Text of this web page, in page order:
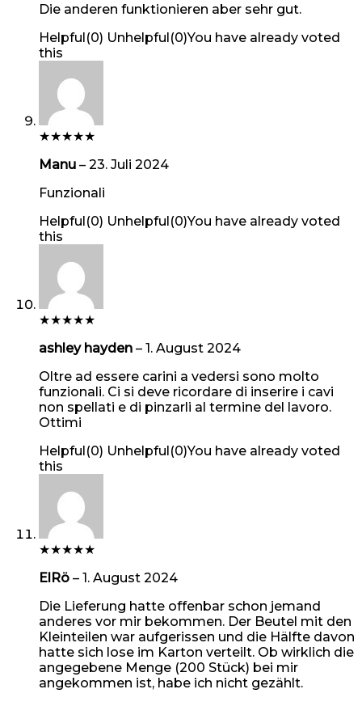
Die anderen funktionieren aber sehr gut.
Helpful(0) Unhelpful(0)You have already voted
this
★★★★★
Manu – 23. Juli 2024
Funzionali
Helpful(0) Unhelpful(0)You have already voted
this
★★★★★
ashley hayden – 1. August 2024
Oltre ad essere carini a vedersi sono molto
funzionali. Ci si deve ricordare di inserire i cavi
non spellati e di pinzarli al termine del lavoro.
Ottimi
Helpful(0) Unhelpful(0)You have already voted
this
★★★★★
ElRö – 1. August 2024
Die Lieferung hatte offenbar schon jemand
anderes vor mir bekommen. Der Beutel mit den
Kleinteilen war aufgerissen und die Hälfte davon
hatte sich lose im Karton verteilt. Ob wirklich die
angegebene Menge (200 Stück) bei mir
angekommen ist, habe ich nicht gezählt.